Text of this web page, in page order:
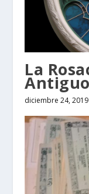
La
diciembre 24, 2019